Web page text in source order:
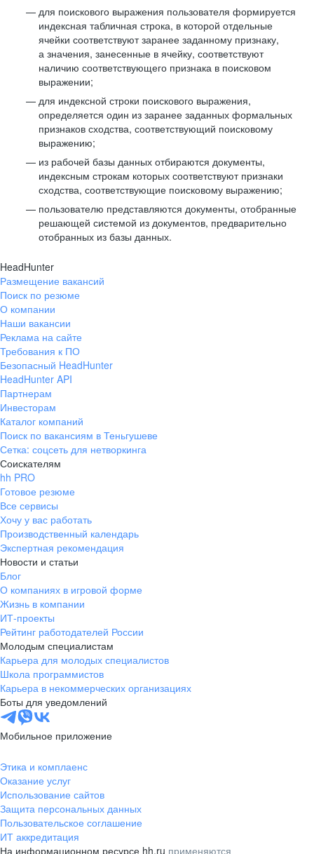
для поискового выражения пользователя формируется
индексная табличная строка, в которой отдельные
ячейки соответствуют заранее заданному признаку,
а значения, занесенные в ячейку, соответствуют
наличию соответствующего признака в поисковом
выражении;
для индексной строки поискового выражения,
определяется один из заранее заданных формальных
признаков сходства, соответствующий поисковому
выражению;
из рабочей базы данных отбираются документы,
индексным строкам которых соответствуют признаки
сходства, соответствующие поисковому выражению;
пользователю представляются документы, отобранные
решающей системой из документов, предварительно
отобранных из базы данных.
HeadHunter
Размещение вакансий
Поиск по резюме
О компании
Наши вакансии
Реклама на сайте
Требования к ПО
Безопасный HeadHunter
HeadHunter API
Партнерам
Инвесторам
Каталог компаний
Поиск по вакансиям в Теньгушеве
Сетка: соцсеть для нетворкинга
Соискателям
hh PRO
Готовое резюме
Все сервисы
Хочу у вас работать
Производственный календарь
Экспертная рекомендация
Новости и статьи
Блог
О компаниях в игровой форме
Жизнь в компании
ИТ-проекты
Рейтинг работодателей России
Молодым специалистам
Карьера для молодых специалистов
Школа программистов
Карьера в некоммерческих организациях
Боты для уведомлений
Мобильное приложение
Этика и комплаенс
Оказание услуг
Использование сайтов
Защита персональных данных
Пользовательское соглашение
ИТ аккредитация
На информационном ресурсе hh.ru применяются